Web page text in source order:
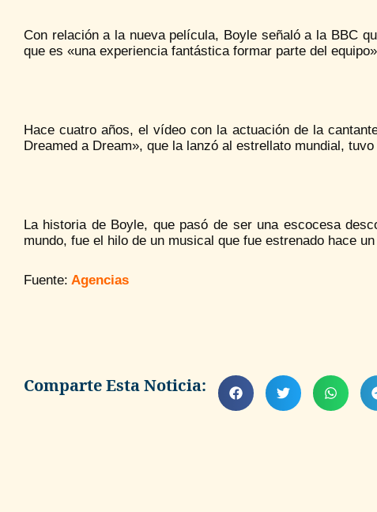
Con relación a la nueva película, Boyle señaló a la BBC
que es «una experiencia fantástica formar parte del
Hace cuatro años, el vídeo con la actuación de la
Dreamed a Dream», que la lanzó al estrellato mundial,
La historia de Boyle, que pasó de ser una escocesa
mundo, fue el hilo de un musical que fue estrenado hace
Fuente: Agencias
Comparte Esta Noticia: